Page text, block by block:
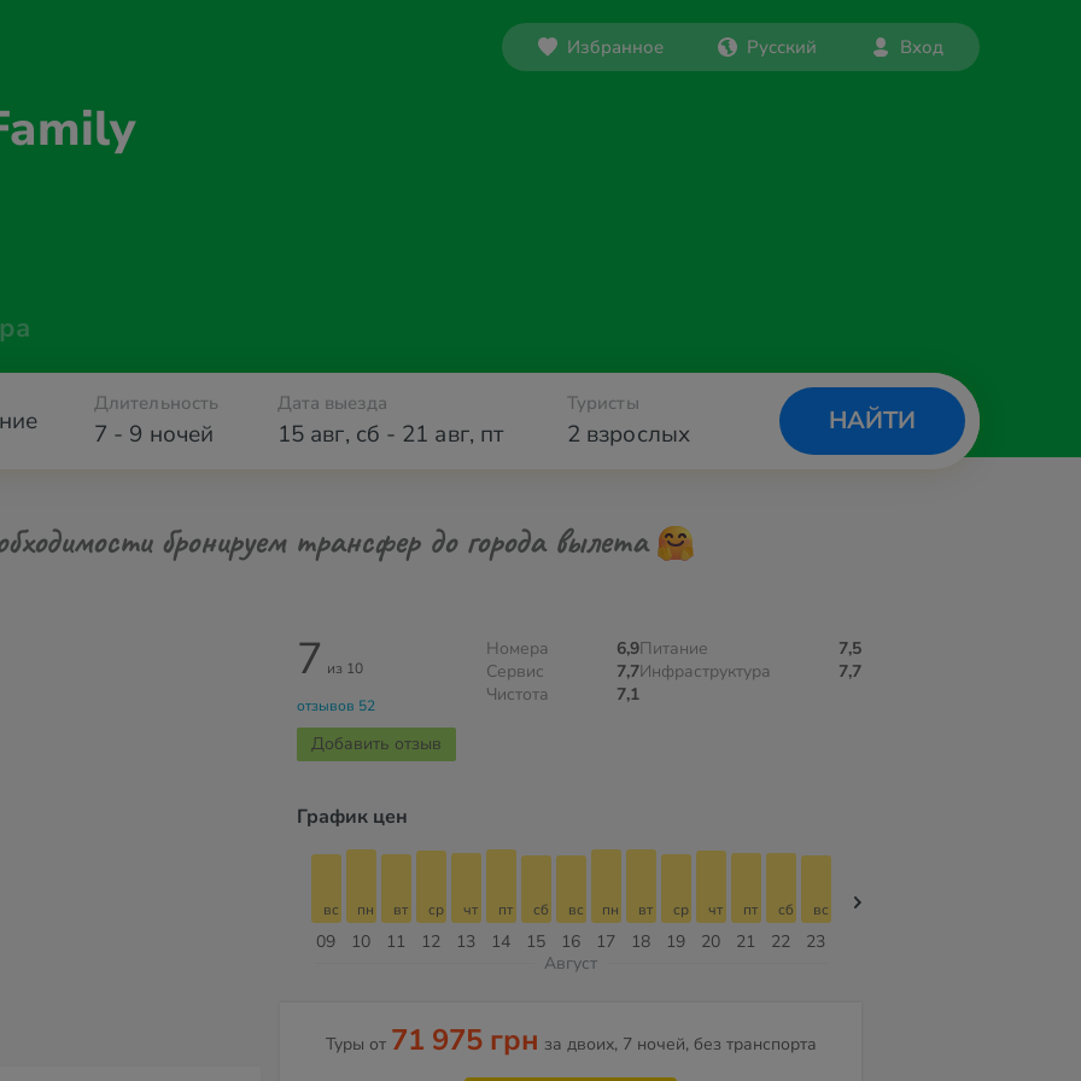
Избранное Русский Вход
7 - 9 ночей
Длительность Дата выезда
15 авг, сб - 21 авг, пт 2 взрослых
Туристы
НАЙТИ
бронируем трансфер до города вылета
7 из 10
отзывов 52
Добавить отзыв
Номера
6,9
Сервис
7,7
Чистота
7,1
Питание
7,5
Инфраструктура
7,7
График цен
09
вс
10
пн
11
вт
12
ср
13
чт
14
пт
15
сб
16
вс
17
пн
18
вт
19
ср
20
чт
21
пт
22
сб
23
вс
Август
Туры от 71 975 грн за двоих, 7 ночей, без транспорта